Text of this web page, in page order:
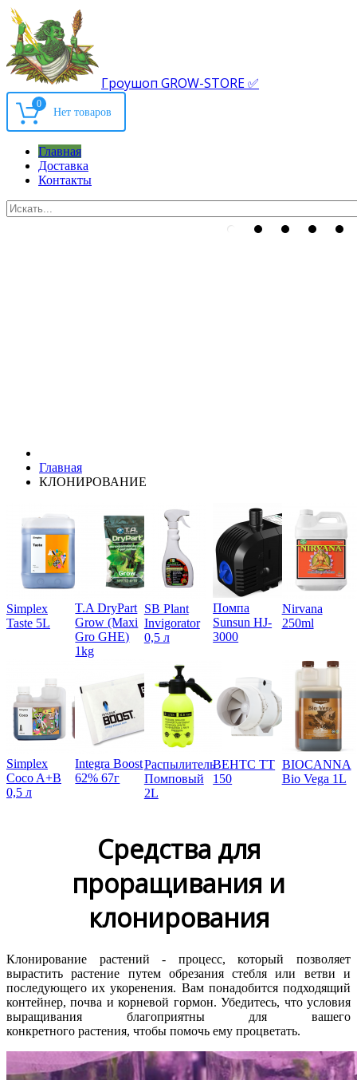
Гроушоп GROW-STORE ✅
0
Главная
Доставка
Контакты
Главная
КЛОНИРОВАНИЕ
Simplex
Taste 5L
T.A DryPart
Grow (Maxi
Gro GHE)
1kg
SB Plant
Invigorator
0,5 л
Помпа
Sunsun HJ-
3000
Nirvana
250ml
Simplex
Coco A+B
0,5 л
Integra Boost
62% 67г
Распылитель
Помповый
2L
ВЕНТС ТТ
150
BIOCANNA
Bio Vega 1L
Средства для
проращивания и
клонирования
Клонирование растений - процесс, который позволяет
вырастить растение путем обрезания стебля или ветви и
последующего их укоренения. Вам понадобится подходящий
контейнер, почва и корневой гормон. Убедитесь, что условия
выращивания благоприятны для вашего
конкретного растения, чтобы помочь ему процветать.